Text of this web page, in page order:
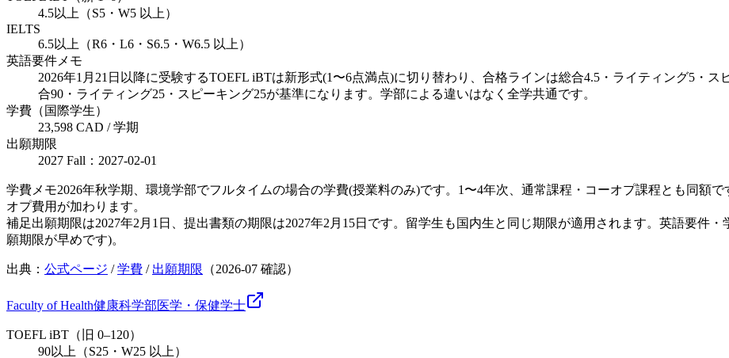
4.5以上（S5・W5 以上）
IELTS
6.5以上（R6・L6・S6.5・W6.5 以上）
英語要件メモ
2026年1月21日以降に受験するTOEFL iBTは新形式(1〜6点満点)に切り替わり、合格ラインは総合4.5・ライティング5・
合90・ライティング25・スピーキング25が基準になります。学部による違いはなく全学共通です。
学費（国際学生）
23,598 CAD / 学期
出願期限
2027 Fall：2027-02-01
学費メモ2026年秋学期、環境学部でフルタイムの場合の学費(授業料のみ)です。1〜4年次、通常課程・コーオプ課程とも同額
オプ費用が加わります。
補足出願期限は2027年2月1日、提出書類の期限は2027年2月15日です。留学生も国内生と同じ期限が適用されます。英語要件
願期限が早めです)。
出典： 公式ページ /学費 / 出願期限 （2026-07 確認）
Faculty of Health健康科学部医学・保健学士
TOEFL iBT（旧 0–120）
90以上（S25・W25 以上）